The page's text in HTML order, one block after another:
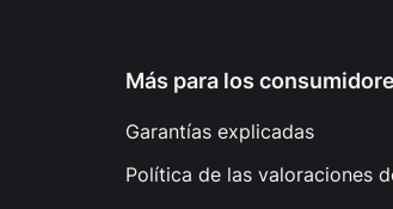
Más para los
Garantías explicadas
Política de las valoraciones